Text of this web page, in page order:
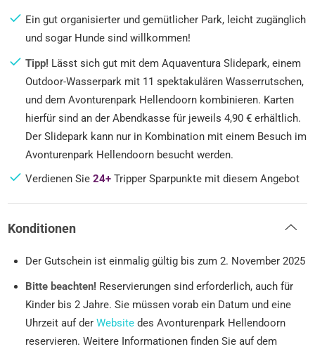
Ein gut organisierter und gemütlicher Park, leicht zugänglich
und sogar Hunde sind willkommen!
Tipp! Lässt sich gut mit dem Aquaventura Slidepark, einem
Outdoor-Wasserpark mit 11 spektakulären Wasserrutschen,
und dem Avonturenpark Hellendoorn kombinieren. Karten
hierfür sind an der Abendkasse für jeweils 4,90 € erhältlich.
Der Slidepark kann nur in Kombination mit einem Besuch im
Avonturenpark Hellendoorn besucht werden.
Verdienen Sie24+ Tripper Sparpunkte mit diesem Angebot
Konditionen
Der Gutschein ist einmalig gültig bis zum 2. November 2025
Bitte beachten! Reservierungen sind erforderlich, auch für
Kinder bis 2 Jahre. Sie müssen vorab ein Datum und eine
Uhrzeit auf derWebsite des Avonturenpark Hellendoorn
reservieren. Weitere Informationen finden Sie auf dem